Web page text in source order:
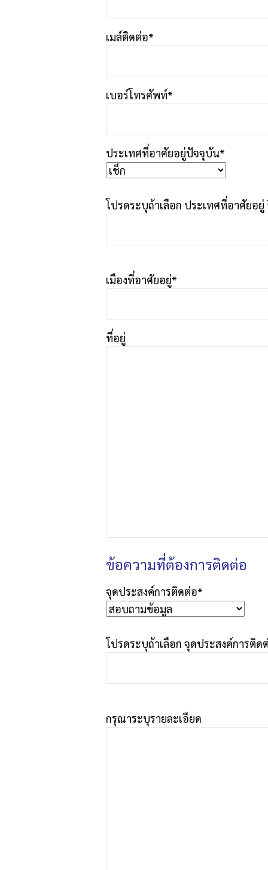
เมล์ติดต่อ*
เบอร์โทรศัพท์*
ประเทศที่อาศัยอยู่ปัจจุบัน*
โปรดระบุถ้าเลือก ประเทศที่อาศัยอ
เมืองที่อาศัยอยู่*
ที่อยู่
ข้อความที่ต้องการติดต่อ
จุดประสงค์การติดต่อ*
โปรดระบุถ้าเลือก จุดประสงค์การติ
กรุณาระบุรายละเอียด